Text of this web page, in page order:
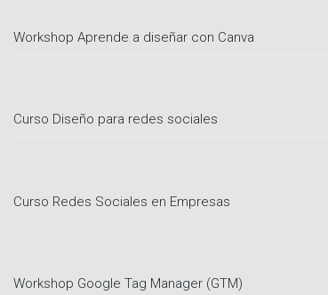
Workshop Aprende a diseñar con Canva
Curso Diseño para redes sociales
Curso Redes Sociales en Empresas
Workshop Google Tag Manager (GTM)